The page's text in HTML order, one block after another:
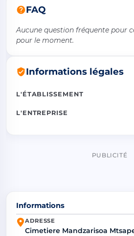
FAQ
Aucune question fréquente pour
pour le moment.
Informations légales
L'ÉTABLISSEMENT
L'ENTREPRISE
PUBLICITÉ
Informations
ADRESSE
Cimetiere Mandzarisoa